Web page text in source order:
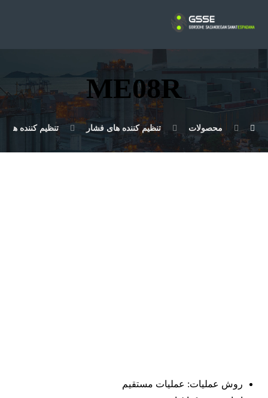
ME08R
محصولات تنظیم کننده های فشار تنظیم کننده
روش عملیات: عملیات مستقیم